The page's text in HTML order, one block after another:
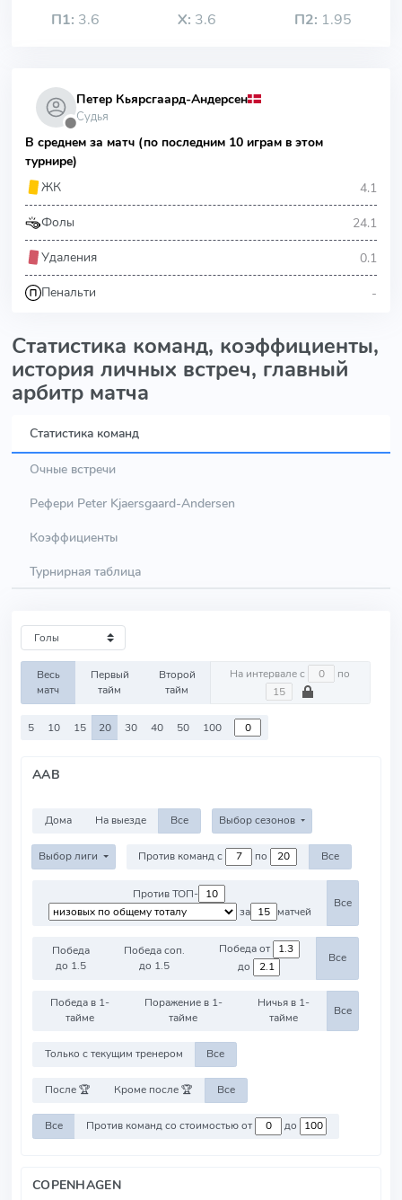
П1: 3.6 Х: 3.6 П2: 1.95
⬤
Петер Кьярсгаард-Андерсен
Судья
В среднем за матч (по последним 10 играм в этом
турнире)
ЖК
4.1
Фолы 24.1
Удаления 0.1
Пенальти -
Статистика команд, коэффициенты,
история личных встреч, главный
арбитр матча
Статистика команд
Очные встречи
Рефери Peter Kjaersgaard-Andersen
Коэффициенты
Турнирная таблица
Весь
матч
Первый
тайм
Второй
тайм
На интервале с по
5 10 15 20 30 40 50 100
AAB
Дома На выезде Все Выбор сезонов
Выбор лиги Против команд с по Все
Против ТОП-
за
матчей
Все
Победа
до 1.5
Победа соп.
до 1.5
Победа от
до
Все
Победа в 1-
тайме
Поражение в 1-
тайме
Ничья в 1-
тайме
Все
Только с текущим тренером Все
После 🏆 Кроме после 🏆 Все
Все Против команд со стоимостью от до
COPENHAGEN